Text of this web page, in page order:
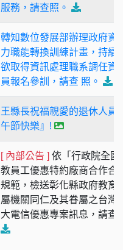
服務，請查照。
轉知數位發展部辦理政府資
力職能轉換訓練計畫，持續
欲取得資訊處理職系調任資
員報名參訓，請查 照。
王縣長祝福親愛的退休人員
午節快樂』!
[ 內部公告 ] 依「行政院全國
教員工優惠特約廠商合作合
規範，檢送彰化縣政府教育
屬機關同仁及其眷屬之台灣
大電信優惠專案訊息，請查